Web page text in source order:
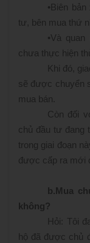
•Biên
tư, bên mua thứ
•Và quan
chưa thực hiện
Khi đó,
sẽ được chuyển
mua bán.
Còn đối
chủ đầu tư đang
trong giai đoạn
được cấp ra mới
b.Mua
không?
Hỏi: Tôi
hộ đã được chủ